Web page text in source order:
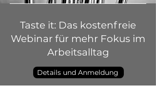
Taste it: Das kostenfreie
Webinar für mehr Fokus im
Arbeitsalltag
Details und Anmeldung